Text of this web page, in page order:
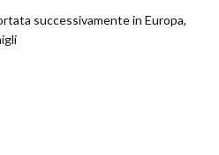
successivamente in Europa,